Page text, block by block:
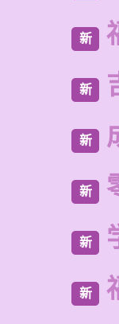
新
新
新
新
新
新